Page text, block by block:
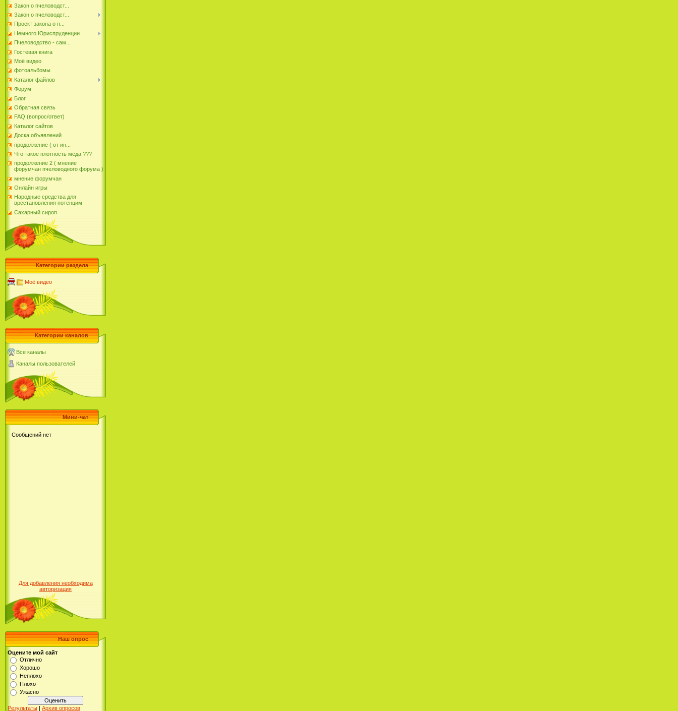
Закон о пчеловодст...
Закон о пчеловодст...
Проект закона о п...
Немного Юриспруденции
Пчеловодство - сам...
Гостевая книга
Моё видео
фотоальбомы
Каталог файлов
Форум
Блог
Обратная связь
FAQ (вопрос/ответ)
Каталог сайтов
Доска объявлений
продолжение ( от ин...
Что такое плотность мёда ???
продолжение 2 ( мнение
форумчан пчеловодного форума )
мнение форумчан
Онлайн игры
Народные средства для
врсстановления потенцим
Сахарный сироп
Категории раздела
Моё видео
Категории каналов
Все каналы
Каналы пользователей
Мини-чат
Для добавления необходима
авторизация
Наш опрос
Оцените мой сайт
Отлично
Хорошо
Неплохо
Плохо
Ужасно
Результаты | Архив опросов